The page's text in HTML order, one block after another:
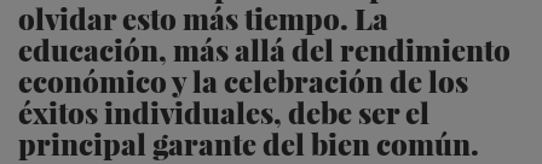
olvidar esto más tiempo. La
educación, más allá del rendimiento
económico y la celebración de los
éxitos individuales, debe ser el
principal garante del bien común.